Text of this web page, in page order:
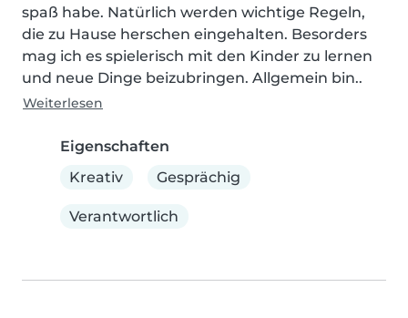
spaß habe. Natürlich werden wichtige Regeln,
die zu Hause herschen eingehalten. Besorders
mag ich es spielerisch mit den Kinder zu lernen
und neue Dinge beizubringen. Allgemein bin..
Weiterlesen
Eigenschaften
Kreativ
Gesprächig
Verantwortlich